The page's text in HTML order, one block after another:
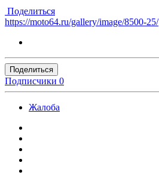
Поделиться
https://moto64.ru/gallery/image/8500-25/
Поделиться
Подписчики 0
Жалоба